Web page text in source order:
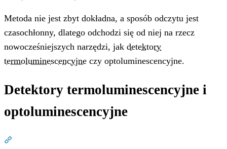
Metoda nie jest zbyt dokładna, a sposób odczytu jest
czasochłonny, dlatego odchodzi się od niej na rzecz
nowocześniejszych narzędzi, jak detektory
termoluminescencyjne czy optoluminescencyjne.
Detektory termoluminescencyjne i
optoluminescencyjne